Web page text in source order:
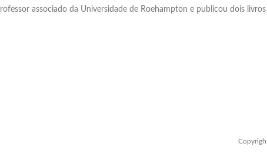
associado da Universidade de Roehampton e publicou dois